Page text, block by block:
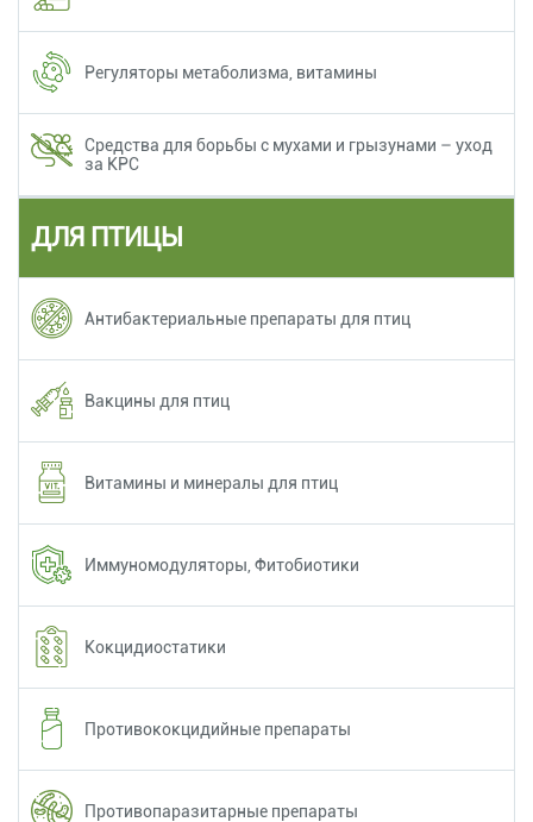
Регуляторы метаболизма, витамины
Средства для борьбы с мухами и грызунами – уход
за КРС
ДЛЯ ПТИЦЫ
Антибактериальные препараты для птиц
Вакцины для птиц
Витамины и минералы для птиц
Иммуномодуляторы, Фитобиотики
Кокцидиостатики
Противококцидийные препараты
Противопаразитарные препараты